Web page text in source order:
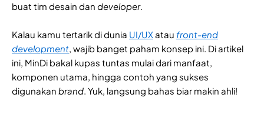
buat tim desain dan developer.
Kalau kamu tertarik di dunia UI/UXatau front-end
development, wajib banget paham konsep ini. Di artikel
ini, MinDi bakal kupas tuntas mulai dari manfaat,
komponen utama, hingga contoh yang sukses
digunakan brand. Yuk, langsung bahas biar makin ahli!